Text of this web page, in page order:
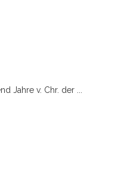
Jahre v. Chr. der ...